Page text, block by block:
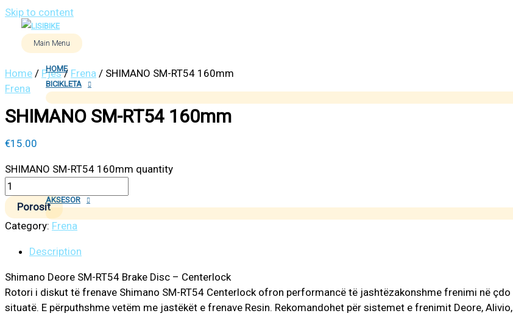
Skip to content
Main Menu
HOME
BICIKLETA
AKSESOR
Home / Pjes/ Frena / SHIMANO SM-RT54 160mm
Frena
SHIMANO SM-RT54 160mm
€15.00
SHIMANO SM-RT54 160mm quantity
Porosit
Category: Frena
Description
Shimano Deore SM-RT54 Brake Disc – Centerlock
Rotori i diskut të frenave Shimano SM-RT54 Centerlock ofron performancë të jashtëzakonshme frenimi në çdo
situatë. E përputhshme vetëm me jastëkët e frenave Resin. Rekomandohet për sistemet e frenimit Deore, Alivio,